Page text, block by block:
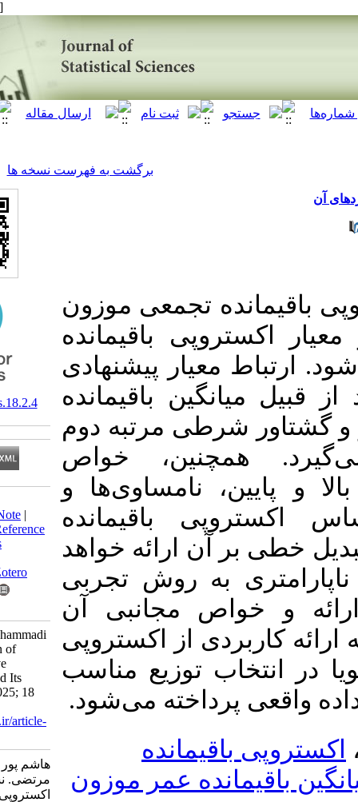
برگشت به فهرست نسخه ها
تجمعی موزون
باقیمانده
پیشنهادی
باقیمانده
شرطی مرتبه دوم
خواص
نامساوی‌ها و
باقیمانده
آن ارائه خواهد
به روش تجربی
مجانبی آن
از اکستروپی
توزیع مناسب
پرداخته می‌شود.
عمر موزون
‎ 10.61186/jss.18.2.4
Download citation:
BibTeX
RIS |EndNote |
Medlars
ProCite|Reference
RefWorks
Send citation to:
Mendeley
Zotero
Hashempour M, Mohammadi
M. Dynamic Version of
Weighted Cumulative
Residual Extropy and Its
Applications. JSS 2025; 18
URL:http://jss.irstat.ir/article-
هاشم پور مجید، محمدی
مرتضی. نسخه پویای
اکستروپی باقیمانده تجمعی